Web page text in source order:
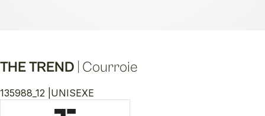
THE TREND Courroie
135988_12 | UNISEXE